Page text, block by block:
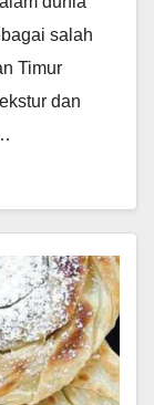
salah
Timur
dan